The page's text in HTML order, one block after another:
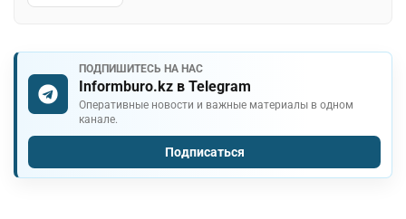
ПОДПИШИТЕСЬ НА НАС
Informburo.kz в Telegram
Оперативные новости и важные материалы в одном
канале.
Подписаться